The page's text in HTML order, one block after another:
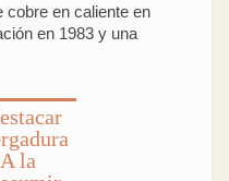
cobre en caliente en
en 1983 y una
la